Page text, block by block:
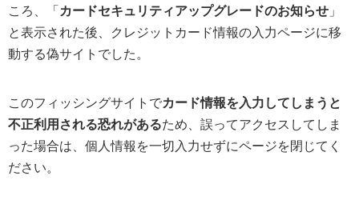
ころ、「カードセキュリティアップグレードのお知らせ 」
と表示された後、クレジットカード情報の入力ページに移
動する偽サイトでした。
このフィッシングサイトでカード情報を入力してしまうと
不正利用される恐れがあるため、誤ってアクセスしてしま
った場合は、個人情報を一切入力せずにページを閉じてく
ださい。